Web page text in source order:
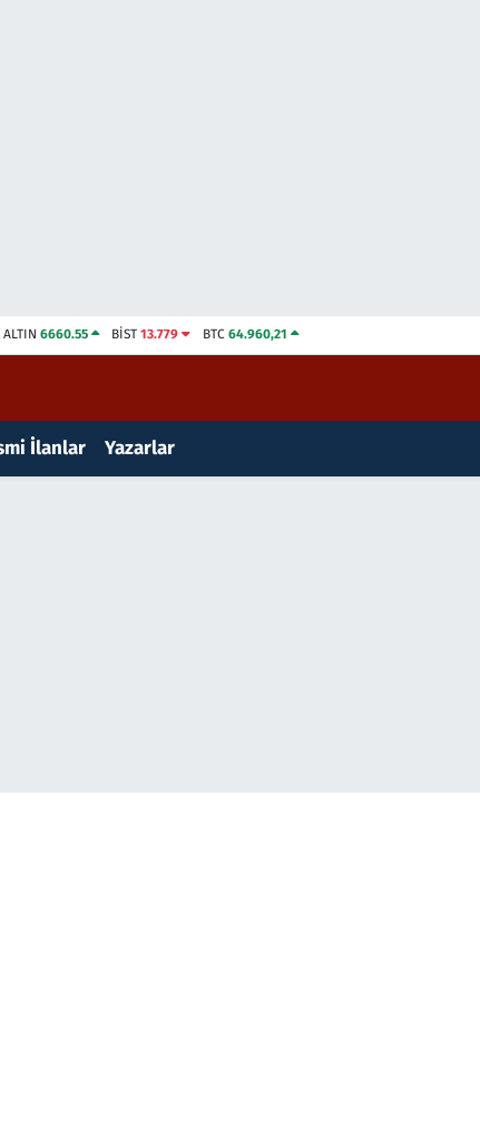
ALTIN 6660.55 BİST13.779 BTC 64.960,21
İlanlar Yazarlar